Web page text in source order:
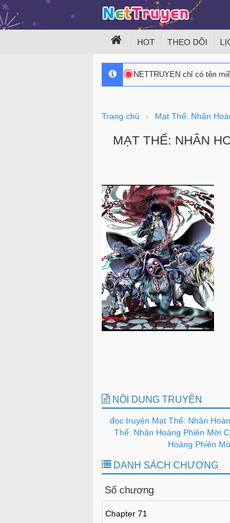
HOT THEO DÕI
NETTRUYEN chỉ có tên
Trang chủ Mạt Thế: Nhân
MẠT THẾ: NHÂN
NỘI DUNG TRUYỆN
đọc truyện Mạt Thế: Nhân
Thế: Nhân Hoàng Phiên Mời
Hoàng Phiên
DANH SÁCH CHƯƠNG
Số chương
Chapter 71